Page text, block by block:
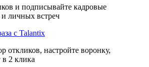
и подписывайте кадровые
личных встреч
с Talantix
откликов, настройте воронку,
в 2 клика